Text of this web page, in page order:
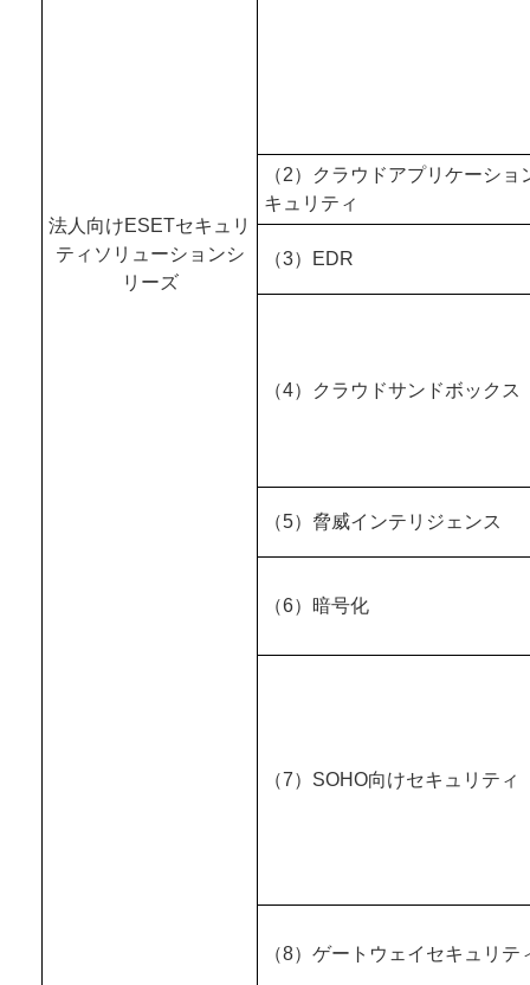
法人向けESETセキュリ
ティソリューションシ
リーズ
（2）クラウドアプリケーショ
キュリティ
（3）EDR
（4）クラウドサンドボックス
（5）脅威インテリジェンス
（6）暗号化
（7）SOHO向けセキュリティ
（8）ゲートウェイセキュリテ